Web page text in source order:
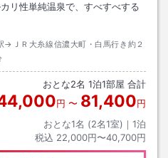
リ性単純温泉で、すべすべする
→ＪＲ大糸線信濃大町・白馬行き約２
おとな2名 1泊1部屋 合計
円 〜 81,400円
おとな1名 (2名1室)｜ 1泊
税込 22,000円〜40,700円